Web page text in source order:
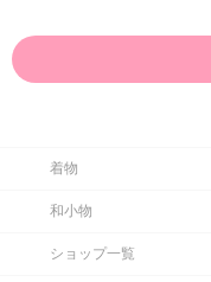
着物
和小物
ショップ一覧